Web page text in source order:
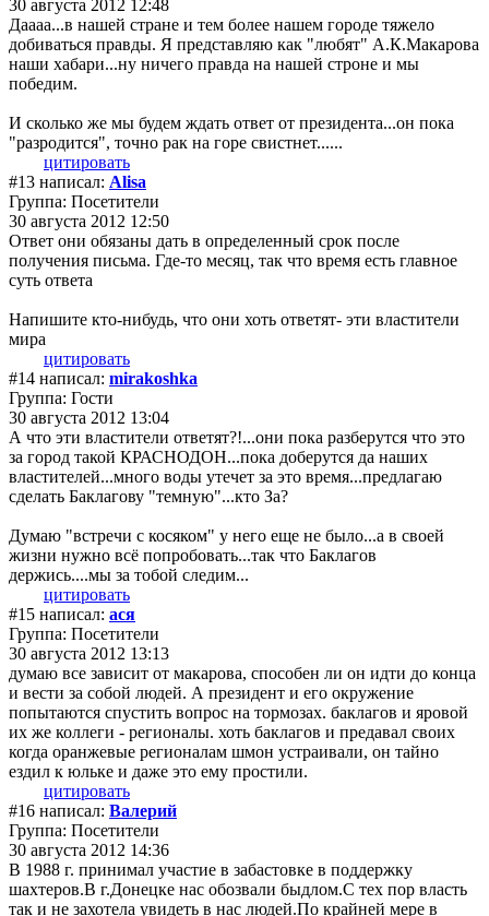
30 августа 2012 12:48
Даааа...в нашей стране и тем более нашем городе тяжело
добиваться правды. Я представляю как "любят" А.К.Макарова
наши хабари...ну ничего правда на нашей строне и мы
победим.
И сколько же мы будем ждать ответ от президента...он пока
"разродится", точно рак на горе свистнет......
цитировать
#13 написал: Alisa
Группа: Посетители
30 августа 2012 12:50
Ответ они обязаны дать в определенный срок после
получения письма. Где-то месяц, так что время есть главное
суть ответа
Напишите кто-нибудь, что они хоть ответят- эти властители
мира
цитировать
#14 написал: mirakoshka
Группа: Гости
30 августа 2012 13:04
А что эти властители ответят?!...они пока разберутся что это
за город такой КРАСНОДОН...пока доберутся да наших
властителей...много воды утечет за это время...предлагаю
сделать Баклагову "темную"...кто За?
Думаю "встречи с косяком" у него еще не было...а в своей
жизни нужно всё попробовать...так что Баклагов
держись....мы за тобой следим...
цитировать
#15 написал: ася
Группа: Посетители
30 августа 2012 13:13
думаю все зависит от макарова, способен ли он идти до конца
и вести за собой людей. А президент и его окружение
попытаются спустить вопрос на тормозах. баклагов и яровой
их же коллеги - регионалы. хоть баклагов и предавал своих
когда оранжевые регионалам шмон устраивали, он тайно
ездил к юльке и даже это ему простили.
цитировать
#16 написал: Валерий
Группа: Посетители
30 августа 2012 14:36
В 1988 г. принимал участие в забастовке в поддержку
шахтеров.В г.Донецке нас обозвали быдлом.С тех пор власть
так и не захотела увидеть в нас людей.По крайней мере в